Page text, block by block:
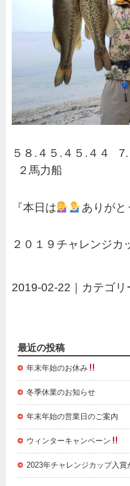
５８.４５.４５.４４
２馬力船
『本日は ありがと
２０１９チャレンジ
2019-02-22｜カテゴリ
最近の投稿
年末年始のお休み
冬季休業のお知らせ
年末年始の営業日のご案内
ウィンターキャンペーン
2023年チャレンジカップ入賞